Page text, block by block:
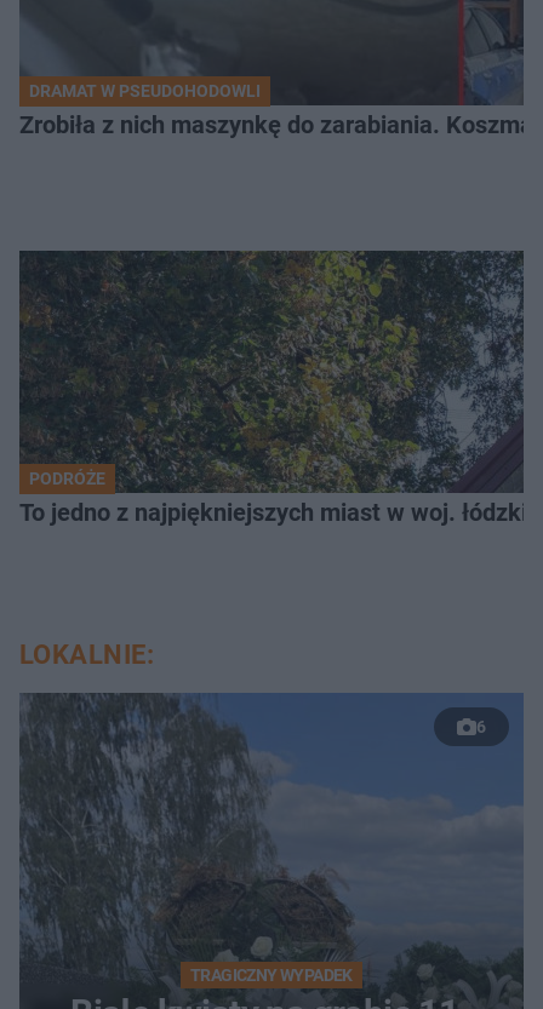
DRAMAT W PSEUDOHODOWLI
Zrobiła z nich maszynkę do zarabiania.
PODRÓŻE
To jedno z najpiękniejszych miast w woj.
LOKALNIE:
6
TRAGICZNY WYPADEK